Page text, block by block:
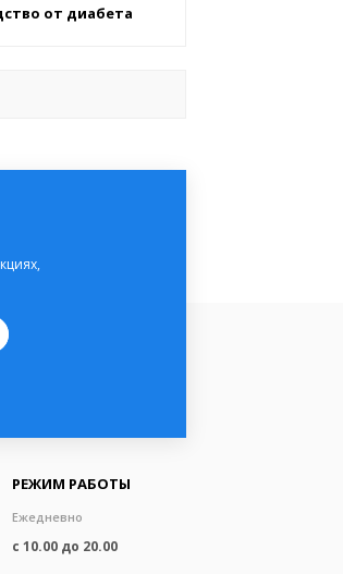
от диабета
РЕЖИМ РАБОТЫ
Ежедневно
с 10.00 до 20.00